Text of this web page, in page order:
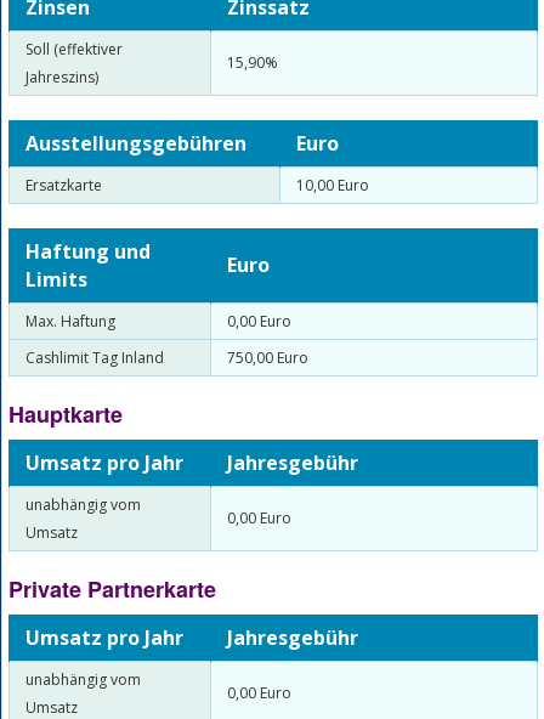
Zinsen Zinssatz
Soll (effektiver
Jahreszins)
15,90%
Ausstellungsgebühren Euro
Ersatzkarte 10,00 Euro
Haftung und
Limits
Euro
Max. Haftung
0,00 Euro
Cashlimit Tag Inland
750,00 Euro
Hauptkarte
Umsatz pro Jahr Jahresgebühr
unabhängig vom
Umsatz
0,00 Euro
Private Partnerkarte
Umsatz pro Jahr Jahresgebühr
unabhängig vom
Umsatz
0,00 Euro